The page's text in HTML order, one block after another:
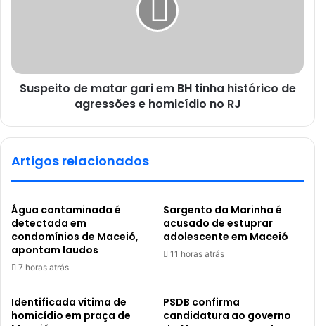
Suspeito de matar gari em BH tinha histórico de
agressões e homicídio no RJ
Artigos relacionados
Água contaminada é
detectada em
condomínios de Maceió,
apontam laudos
7 horas atrás
Sargento da Marinha é
acusado de estuprar
adolescente em Maceió
11 horas atrás
Identificada vítima de
homicídio em praça de
PSDB confirma
candidatura ao governo